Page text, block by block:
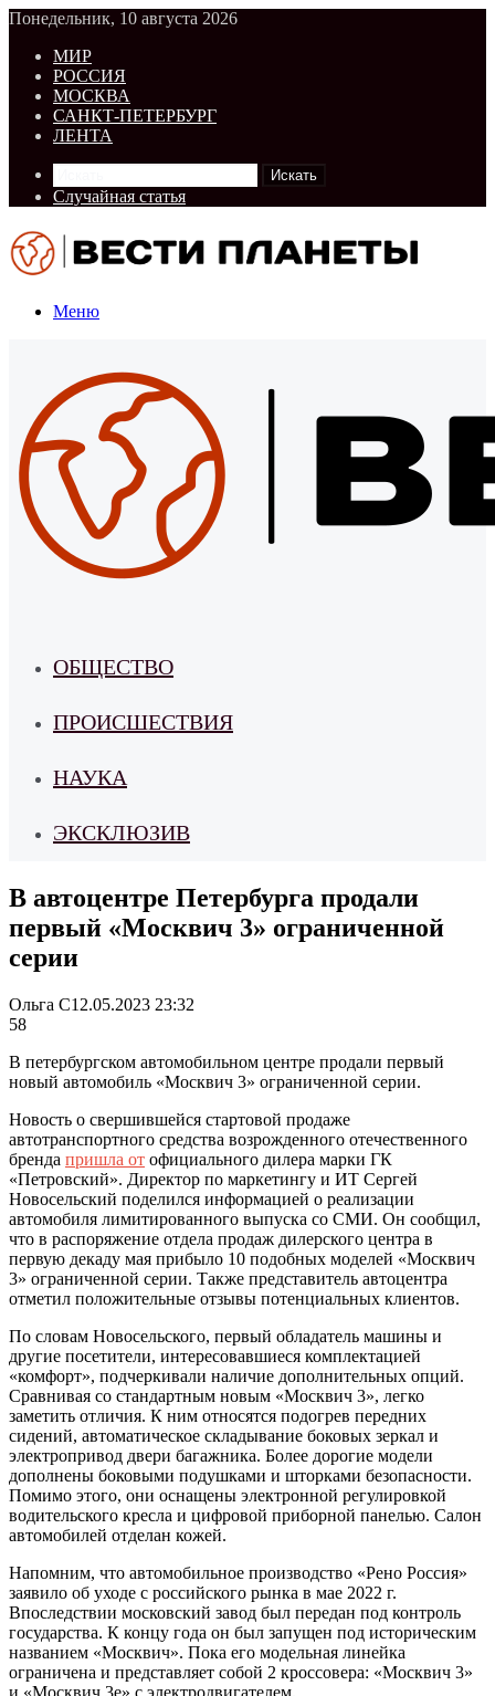
Понедельник, 10 августа 2026
МИР
РОССИЯ
МОСКВА
САНКТ-ПЕТЕРБУРГ
ЛЕНТА
Искать
Случайная статья
Меню
ОБЩЕСТВО
ПРОИСШЕСТВИЯ
НАУКА
ЭКСКЛЮЗИВ
В автоцентре Петербурга продали
первый «Москвич 3» ограниченной
серии
Ольга С12.05.2023 23:32
58
В петербургском автомобильном центре продали первый
новый автомобиль «Москвич 3» ограниченной серии.
Новость о свершившейся стартовой продаже
автотранспортного средства возрожденного отечественного
бренда пришла от официального дилера марки ГК
«Петровский». Директор по маркетингу и ИТ Сергей
Новосельский поделился информацией о реализации
автомобиля лимитированного выпуска со СМИ. Он сообщил,
что в распоряжение отдела продаж дилерского центра в
первую декаду мая прибыло 10 подобных моделей «Москвич
3» ограниченной серии. Также представитель автоцентра
отметил положительные отзывы потенциальных клиентов.
По словам Новосельского, первый обладатель машины и
другие посетители, интересовавшиеся комплектацией
«комфорт», подчеркивали наличие дополнительных опций.
Сравнивая со стандартным новым «Москвич 3», легко
заметить отличия. К ним относятся подогрев передних
сидений, автоматическое складывание боковых зеркал и
электропривод двери багажника. Более дорогие модели
дополнены боковыми подушками и шторками безопасности.
Помимо этого, они оснащены электронной регулировкой
водительского кресла и цифровой приборной панелью. Салон
автомобилей отделан кожей.
Напомним, что автомобильное производство «Рено Россия»
заявило об уходе с российского рынка в мае 2022 г.
Впоследствии московский завод был передан под контроль
государства. К концу года он был запущен под историческим
названием «Москвич». Пока его модельная линейка
ограничена и представляет собой 2 кроссовера: «Москвич 3»
и «Москвич 3е» с электродвигателем.